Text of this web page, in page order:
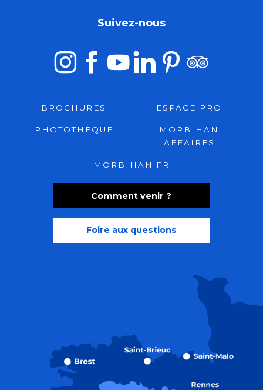
Comment venir ?
Foire aux questions
Suivez-nous
BROCHURES ESPACE PRO
PHOTOTHÈQUE
MORBIHAN
AFFAIRES
MORBIHAN.FR